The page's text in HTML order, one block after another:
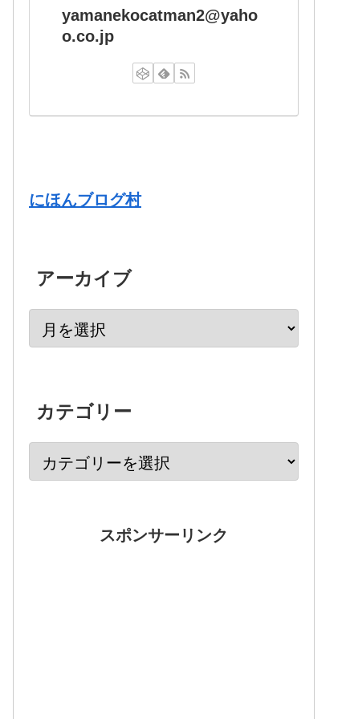
yamanekocatman2@yaho
o.co.jp
にほんブログ村
アーカイブ
カテゴリー
スポンサーリンク